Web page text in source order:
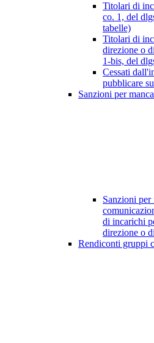
Titolari di
co. 1, del
tabelle)
Titolari di
direzione o
1-bis, del
Cessati
pubblicare
Sanzioni per
Sanzioni per
di incarichi
direzione o
Rendiconti gruppi